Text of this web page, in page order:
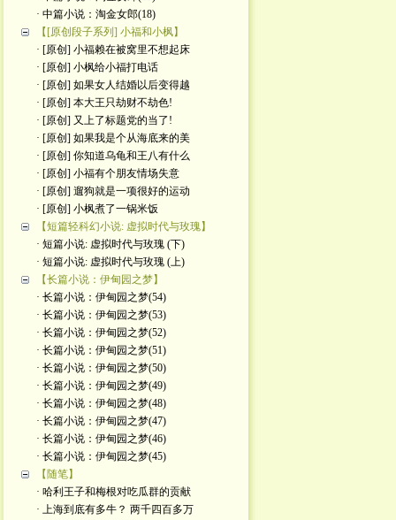
· 中篇小说：淘金女郎(18)
【[原创段子系列] 小福和小枫】
· [原创] 小福赖在被窝里不想起床
· [原创] 小枫给小福打电话
· [原创] 如果女人结婚以后变得越
· [原创] 本大王只劫财不劫色!
· [原创] 又上了标题党的当了!
· [原创] 如果我是个从海底来的美
· [原创] 你知道乌龟和王八有什么
· [原创] 小福有个朋友情场失意
· [原创] 遛狗就是一项很好的运动
· [原创] 小枫煮了一锅米饭
【短篇轻科幻小说: 虚拟时代与玫瑰】
· 短篇小说: 虚拟时代与玫瑰 (下)
· 短篇小说: 虚拟时代与玫瑰 (上)
【长篇小说：伊甸园之梦】
· 长篇小说：伊甸园之梦(54)
· 长篇小说：伊甸园之梦(53)
· 长篇小说：伊甸园之梦(52)
· 长篇小说：伊甸园之梦(51)
· 长篇小说：伊甸园之梦(50)
· 长篇小说：伊甸园之梦(49)
· 长篇小说：伊甸园之梦(48)
· 长篇小说：伊甸园之梦(47)
· 长篇小说：伊甸园之梦(46)
· 长篇小说：伊甸园之梦(45)
【随笔】
· 哈利王子和梅根对吃瓜群的贡献
· 上海到底有多牛？ 两千四百多万